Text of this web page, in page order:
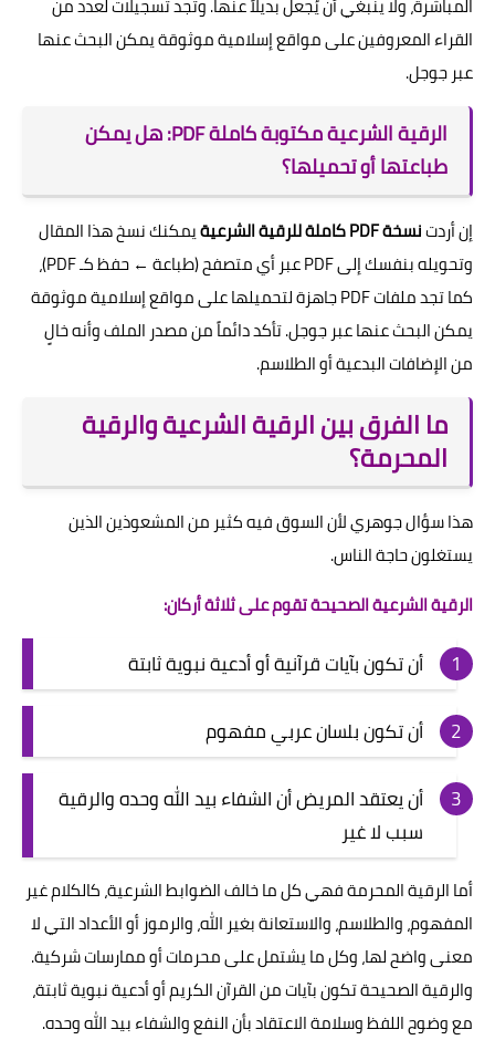
القراء المعروفين على مواقع إسلامية موثوقة يمكن البحث عنها
عبر جوجل.
الرقية الشرعية مكتوبة كاملة PDF: هل يمكن
طباعتها أو تحميلها؟
إن أردتنسخة PDF كاملة للرقية الشرعية
يمكنك نسخ هذا المقال
وتحويله بنفسك إلى PDF عبر أي متصفح (طباعة ← حفظ كـ PDF)،
كما تجد ملفات PDF جاهزة لتحميلها على مواقع إسلامية موثوقة
يمكن البحث عنها عبر جوجل. تأكد دائماً من مصدر الملف وأنه خالٍ
من الإضافات البدعية أو الطلاسم.
ما الفرق بين الرقية الشرعية والرقية
المحرمة؟
هذا سؤال جوهري لأن السوق فيه كثير من المشعوذين الذين
يستغلون حاجة الناس.
الرقية الشرعية الصحيحة تقوم على ثلاثة أركان:
أن تكون بآيات قرآنية أو أدعية نبوية ثابتة
أن تكون بلسان عربي مفهوم
أن يعتقد المريض أن الشفاء بيد الله وحده والرقية
سبب لا غير
أما الرقية المحرمة فهي كل ما خالف الضوابط الشرعية، كالكلام غير
المفهوم، والطلاسم، والاستعانة بغير الله، والرموز أو الأعداد التي لا
معنى واضح لها، وكل ما يشتمل على محرمات أو ممارسات شركية.
والرقية الصحيحة تكون بآيات من القرآن الكريم أو أدعية نبوية ثابتة،
مع وضوح اللفظ وسلامة الاعتقاد بأن النفع والشفاء بيد الله وحده.